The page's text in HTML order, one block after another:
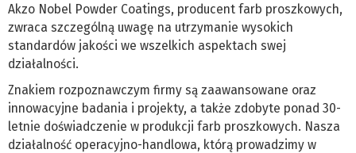
­Akzo Nobel Powder Coatings, producent farb proszkowych,
zwraca szczególną uwagę na utrzymanie wysokich
standardów jakości we wszelkich aspektach swej
działalności.
Znakiem rozpoznawczym firmy są zaawansowane oraz
innowacyjne badania i projekty, a także zdobyte ponad 30-
letnie doświadczenie w produkcji farb proszkowych. Nasza
działalność operacyjno-handlowa, którą prowadzimy w